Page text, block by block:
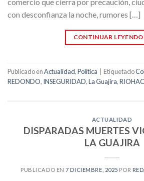
con desconfianza la noche, rumores […]
CONTINUAR LEYENDO
Publicado enActualidad,Política Etiquetado
REDONDO, INSEGURIDAD,La Guajira,
ACTUALIDAD
DISPARADAS MUERTES
LA GUAJIRA
PUBLICADO EN7 DICIEMBRE, 2025 POR